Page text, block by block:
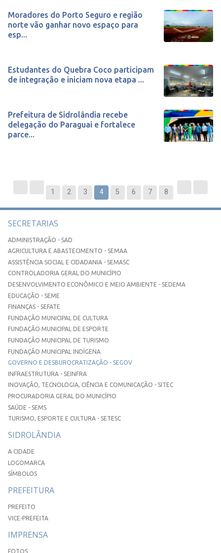
Moradores do Porto Seguro e região
norte vão ganhar novo espaço para
esp...
Estudantes do Quebra Coco participam
de integração e iniciam nova etapa ...
Prefeitura de Sidrolândia recebe
delegação do Paraguai e fortalece
parce...
1 2 3 4 5 6 7 8
SECRETARIAS
ADMINISTRAÇÃO - SAD
AGRICULTURA E ABASTECIMENTO - SEMAA
ASSISTÊNCIA SOCIAL E CIDADANIA - SEMASC
CONTROLADORIA GERAL DO MUNICÍPIO
DESENVOLVIMENTO ECONÔMICO E MEIO AMBIENTE - SEDEMA
EDUCAÇÃO - SEME
FINANÇAS - SEFATE
FUNDAÇÃO MUNICIPAL DE CULTURA
FUNDAÇÃO MUNICIPAL DE ESPORTE
FUNDAÇÃO MUNICIPAL DE TURISMO
FUNDAÇÃO MUNICIPAL INDÍGENA
GOVERNO E DESBUROCRATIZAÇÃO - SEGOV
INFRAESTRUTURA - SEINFRA
INOVAÇÃO, TECNOLOGIA, CIÊNCIA E COMUNICAÇÃO - SITEC
PROCURADORIA GERAL DO MUNICÍPIO
SAÚDE - SEMS
TURISMO, ESPORTE E CULTURA - SETESC
SIDROLÂNDIA
A CIDADE
LOGOMARCA
SÍMBOLOS
PREFEITURA
PREFEITO
VICE-PREFEITA
IMPRENSA
FOTOS